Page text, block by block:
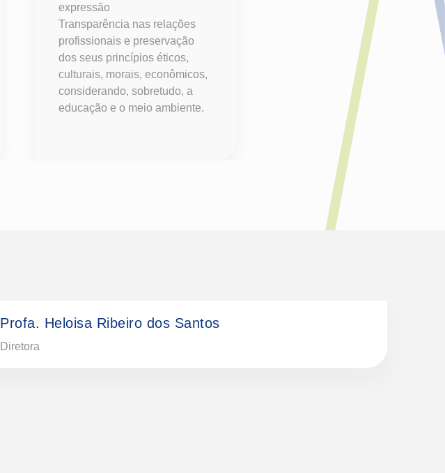
expressão
Transparência nas relações
profissionais e preservação
dos seus princípios éticos,
culturais, morais, econômicos,
considerando, sobretudo, a
educação e o meio ambiente.
Profa. Heloisa Ribeiro dos Santos
Diretora